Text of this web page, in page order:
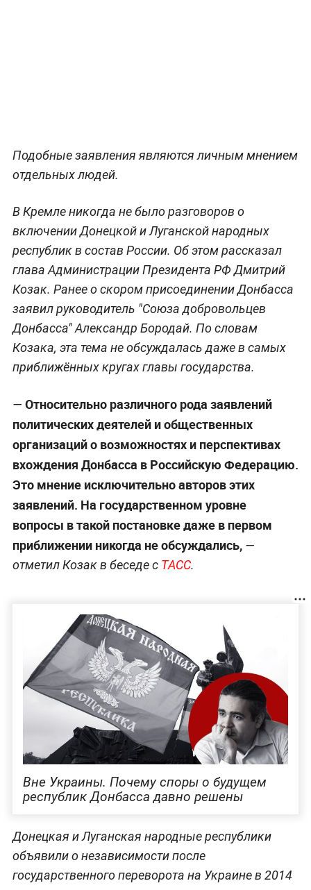
Подобные заявления являются личным мнением
отдельных людей.
В Кремле никогда не было разговоров о
включении Донецкой и Луганской народных
республик в состав России. Об этом рассказал
глава Администрации Президента РФ Дмитрий
Козак. Ранее о скором присоединении Донбасса
заявил руководитель "Союза добровольцев
Донбасса" Александр Бородай. По словам
Козака, эта тема не обсуждалась даже в самых
приближённых кругах главы государства.
— Относительно различного рода заявлений
политических деятелей и общественных
организаций о возможностях и перспективах
вхождения Донбасса в Российскую Федерацию.
Это мнение исключительно авторов этих
заявлений. На государственном уровне
вопросы в такой постановке даже в первом
приближении никогда не обсуждались, —
отметил Козак в беседе с ТАСС.
Вне Украины. Почему споры о будущем
республик Донбасса давно решены
Донецкая и Луганская народные республики
объявили о независимости после
государственного переворота на Украине в 2014